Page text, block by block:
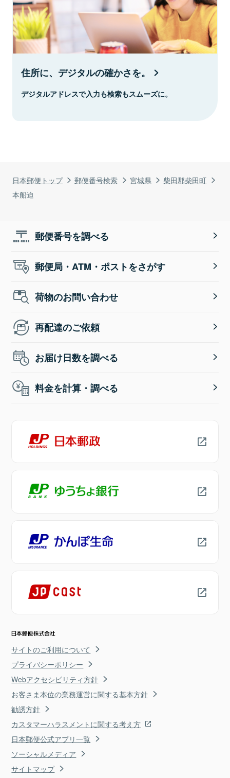
日本郵便トップ 郵便番号検索 宮城県
柴田郡柴田町
本船迫
住所に、デジタルの確かさを。
デジタルアドレスで入力も検索もスムーズに。
郵便番号を調べる
郵便局・ATM・ポストをさがす
荷物のお問い合わせ
再配達のご依頼
お届け日数を調べる
料金を計算・調べる
サイトのご利用について
プライバシーポリシー
Webアクセシビリティ方針
お客さま本位の業務運営に関する基本方針
勧誘方針
カスタマーハラスメントに関する考え方
日本郵便公式アプリ一覧
ソーシャルメディア
サイトマップ